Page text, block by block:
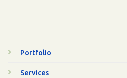
Portfolio
Services